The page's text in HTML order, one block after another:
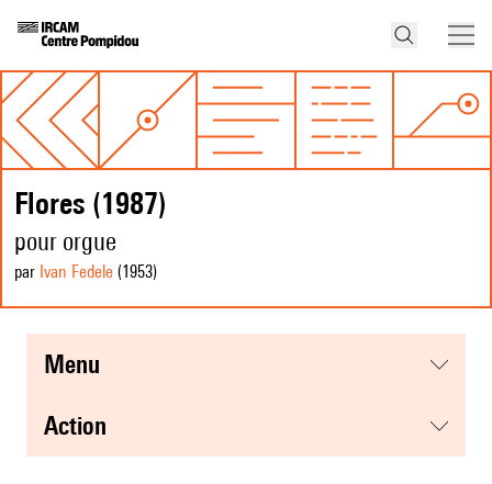
Flores (1987)
pour orgue
par Ivan Fedele (1953)
menu
action